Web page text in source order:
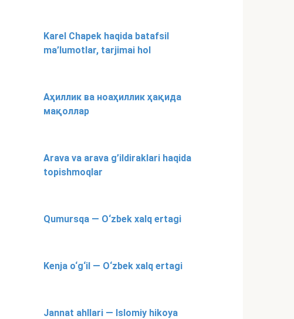
Karel Chapek haqida batafsil
ma’lumotlar, tarjimai hol
Аҳиллик ва ноаҳиллик ҳақида
мақоллар
Arava va arava g’ildiraklari haqida
topishmoqlar
Qumursqa — O‘zbek xalq ertagi
Kenja o‘g‘il — O‘zbek xalq ertagi
Jannat ahllari — Islomiy hikoya